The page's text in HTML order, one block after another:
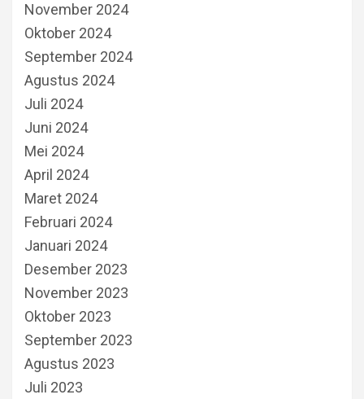
November 2024
Oktober 2024
September 2024
Agustus 2024
Juli 2024
Juni 2024
Mei 2024
April 2024
Maret 2024
Februari 2024
Januari 2024
Desember 2023
November 2023
Oktober 2023
September 2023
Agustus 2023
Juli 2023